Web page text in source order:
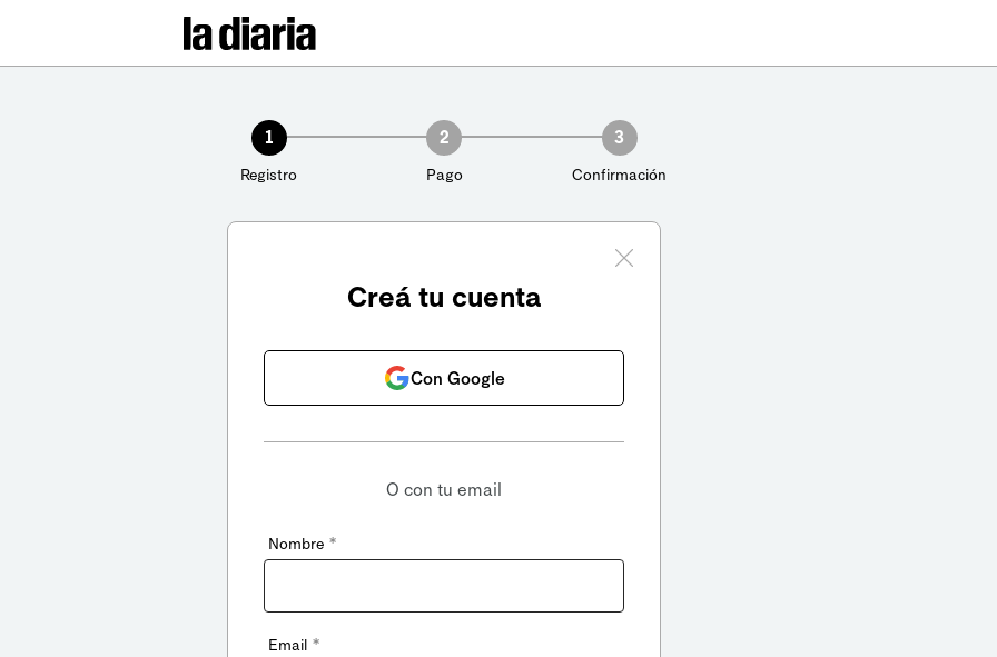
1
Registro
2
Pago
3
Confirmación
Creá tu cuenta
Con Google
O con tu email
Nombre *
Email *